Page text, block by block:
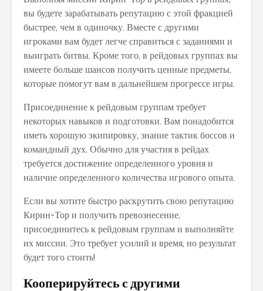
вы будете зарабатывать репутацию с этой фракцией
быстрее, чем в одиночку. Вместе с другими
игроками вам будет легче справиться с заданиями и
выиграть битвы. Кроме того, в рейдовых группах вы
имеете больше шансов получить ценные предметы,
которые помогут вам в дальнейшем прогрессе игры.
Присоединение к рейдовым группам требует
некоторых навыков и подготовки. Вам понадобится
иметь хорошую экипировку, знание тактик боссов и
командный дух. Обычно для участия в рейдах
требуется достижение определенного уровня и
наличие определенного количества игрового опыта.
Если вы хотите быстро раскрутить свою репутацию
Кирин-Тор и получить превознесение,
присоединитесь к рейдовым группам и выполняйте
их миссии. Это требует усилий и время, но результат
будет того стоить!
Кооперируйтесь с другими